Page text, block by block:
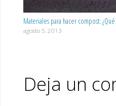
Materiales para hacer compost:
agosto 5, 2013
Deja un